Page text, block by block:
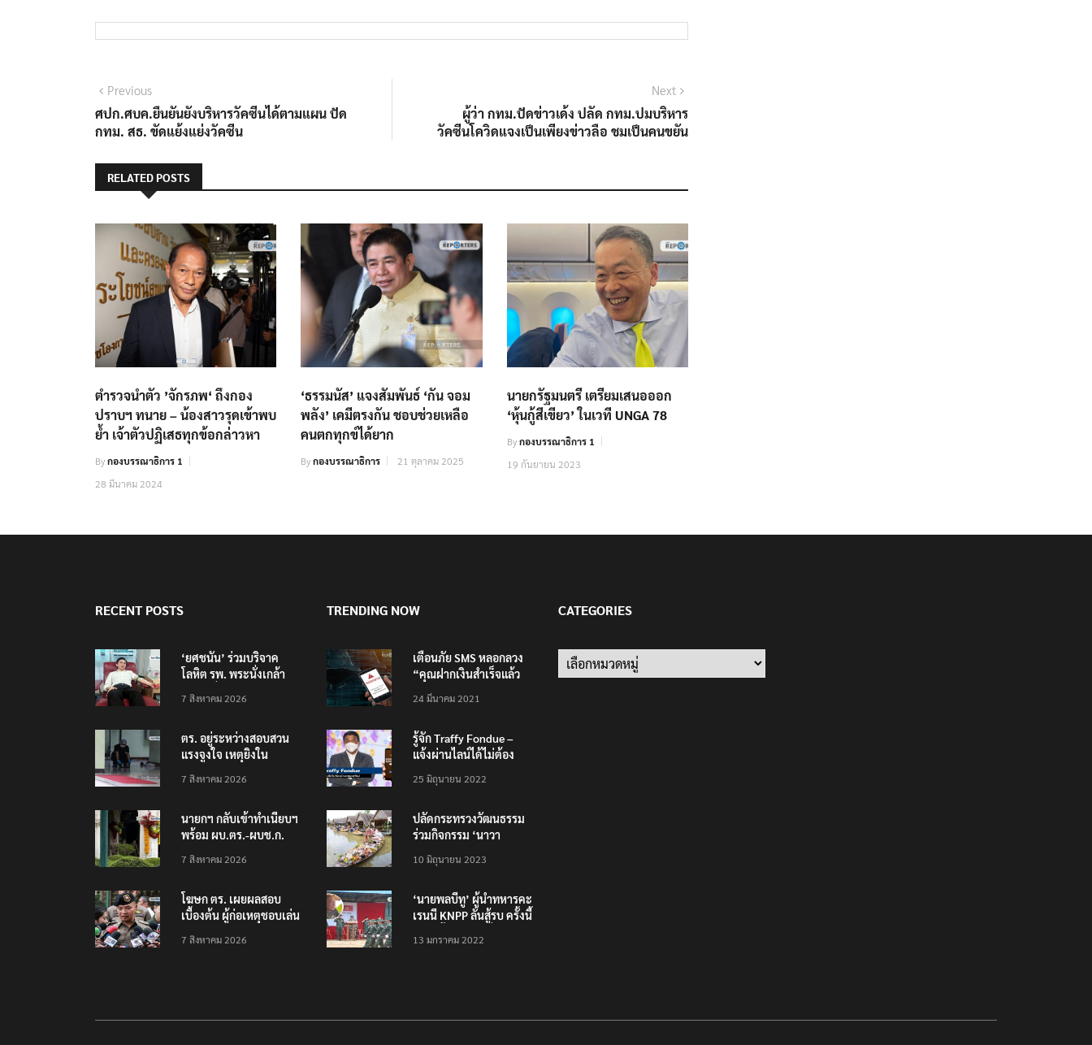
แนะแนว
เรื่อง
PreviousPrevious
post:
ศปก.ศบค.ยืนยันยังบริหารวัคซีนได้ตามแผน ปัด
กทม. สธ. ขัดแย้งแย่งวัคซีน
Next
post:
ผู้ว่า กทม.ปัดข่าวเด้ง ปลัด กทม.ปมบริหาร
วัคซีนโควิดแจงเป็นเพียงข่าวลือ ชมเป็นคนขยัน
RELATED POSTS
ตำรวจนำตัว ’จักรภพ‘ ถึงกอง
ปราบฯ ทนาย – น้องสาวรุดเข้าพบ
ย้ำ เจ้าตัวปฏิเสธทุกข้อกล่าวหา
Byกองบรรณาธิการ 1
28 มีนาคม 2024
‘ธรรมนัส’ แจงสัมพันธ์ ‘กัน จอม
พลัง’ เคมีตรงกัน ชอบช่วยเหลือ
คนตกทุกข์ได้ยาก
Byกองบรรณาธิการ 21 ตุลาคม 2025
นายกรัฐมนตรี เตรียมเสนอออก
‘หุ้นกู้สีเขียว’ ในเวที UNGA 78
Byกองบรรณาธิการ 1
19 กันยายน 2023
RECENT POSTS
‘ยศชนัน’ ร่วมบริจาค
โลหิต รพ. พระนั่งเกล้า
เทพศิรินทร์ นนทบุรี
7 สิงหาคม 2026
ตร. อยู่ระหว่างสอบสวน
แรงจูงใจ เหตุยิงใน
นนทบุรี พบเด็กก่อเหตุ
7 สิงหาคม 2026
นายกฯ กลับเข้าทำเนียบฯ
พร้อม ผบ.ตร.-ผบช.ก.
ปืนเถื่อน
7 สิงหาคม 2026
โฆษก ตร. เผยผลสอบ
เบื้องต้น ผู้ก่อเหตุชอบเล่น
เหตุรุนแรงก่อนลงมือ
7 สิงหาคม 2026
TRENDING NOW
เตือนภัย SMS หลอกลวง
“คุณฝากเงินสำเร็จแล้ว
200,000 บาท”
24 มีนาคม 2021
รู้จัก Traffy Fondue –
แจ้งผ่านไลน์ได้ไม่ต้อง
ทั่วไทย ไม่ใช่แค่ในกรุง
25 มิถุนายน 2022
ปลัดกระทรวงวัฒนธรรม
ร่วมกิจกรรม ‘นาวา
ตักบาตรทางน้ำ
10 มิถุนายน 2023
‘นายพลบีทู’ ผู้นำทหารคะ
เรนนี KNPP ลั่นสู้รบ ครั้งนี้
ประชาชนต้องชนะ
13 มกราคม 2022
CATEGORIES
Categories